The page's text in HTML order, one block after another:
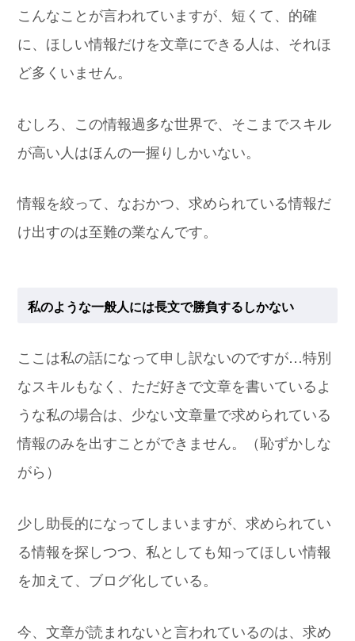
こんなことが言われていますが、短くて、的確
に、ほしい情報だけを文章にできる人は、それほ
ど多くいません。
むしろ、この情報過多な世界で、そこまでスキル
が高い人はほんの一握りしかいない。
情報を絞って、なおかつ、求められている情報だ
け出すのは至難の業なんです。
私のような一般人には長文で勝負するしかない
ここは私の話になって申し訳ないのですが…特別
なスキルもなく、ただ好きで文章を書いているよ
うな私の場合は、少ない文章量で求められている
情報のみを出すことができません。（恥ずかしな
がら）
少し助長的になってしまいますが、求められてい
る情報を探しつつ、私としても知ってほしい情報
を加えて、ブログ化している。
今、文章が読まれないと言われているのは、求め